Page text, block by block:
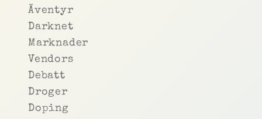
Äventyr
Darknet
Marknader
Vendors
Debatt
Droger
Doping